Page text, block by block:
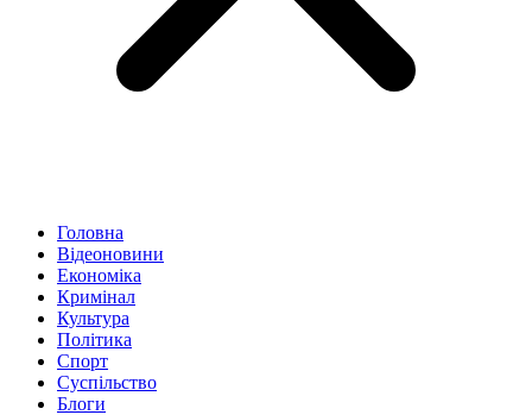
Головна
Відеоновини
Економіка
Кримінал
Культура
Політика
Спорт
Суспільство
Блоги